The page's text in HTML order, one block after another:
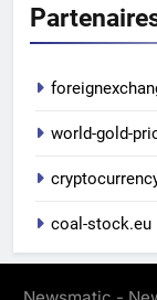
world-gold-
coal-stock.eu